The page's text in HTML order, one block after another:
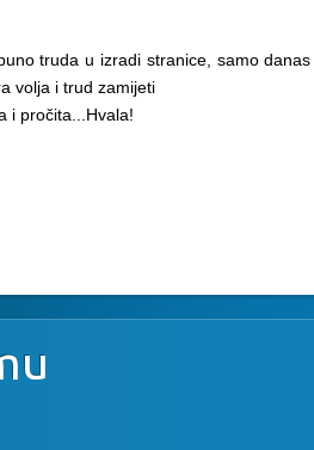
truda u izradi stranice, samo
volja i trud zamijeti
i pročita...Hvala!